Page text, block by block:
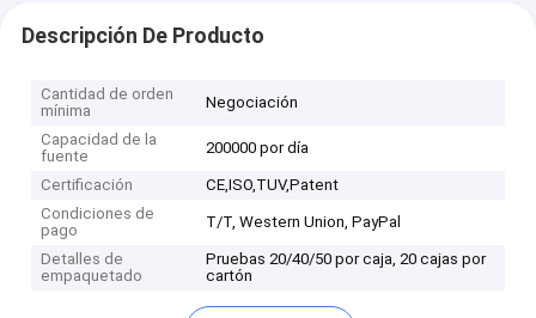
Descripción De Producto
Cantidad de orden
mínima
Negociación
Capacidad de la
fuente
200000 por día
Certificación
CE,ISO,TUV,Patent
Condiciones de
pago
T/T, Western Union, PayPal
Detalles de
empaquetado
Pruebas 20/40/50 por caja, 20 cajas por
cartón